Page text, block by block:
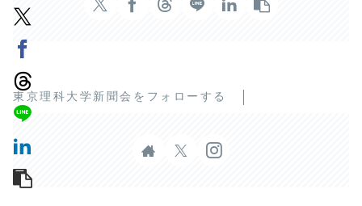
東京理科大学新聞会をフォローする